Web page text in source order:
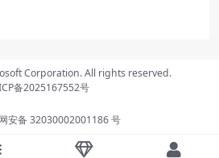
Corporation. All rights reserved.
备2025167552号
安备 32030002001186 号